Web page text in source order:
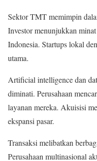
Sektor TMT memimpin
Investor menunjukkan
Indonesia. Startups lokal
utama.
Artificial intelligence dan
diminati. Perusahaan
layanan mereka. Akuisisi
ekspansi pasar.
Transaksi melibatkan
Perusahaan multinasional